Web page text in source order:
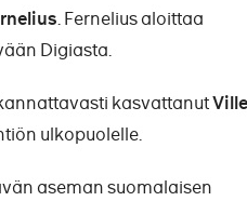
. Fernelius aloittaa
Digiasta.
kasvattanutVille
ulkopuolelle.
aseman suomalaisen